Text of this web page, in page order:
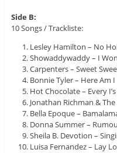
Side B:
10 Songs / Trackliste:
Lesley Hamilton – No
Showaddywaddy – I
Carpenters – Sweet
Bonnie Tyler – Here Am I
Hot Chocolate – Every
Jonathan Richman &
Bella Epoque –
Donna Summer –
Sheila B. Devotion –
Luisa Fernandez – Lay